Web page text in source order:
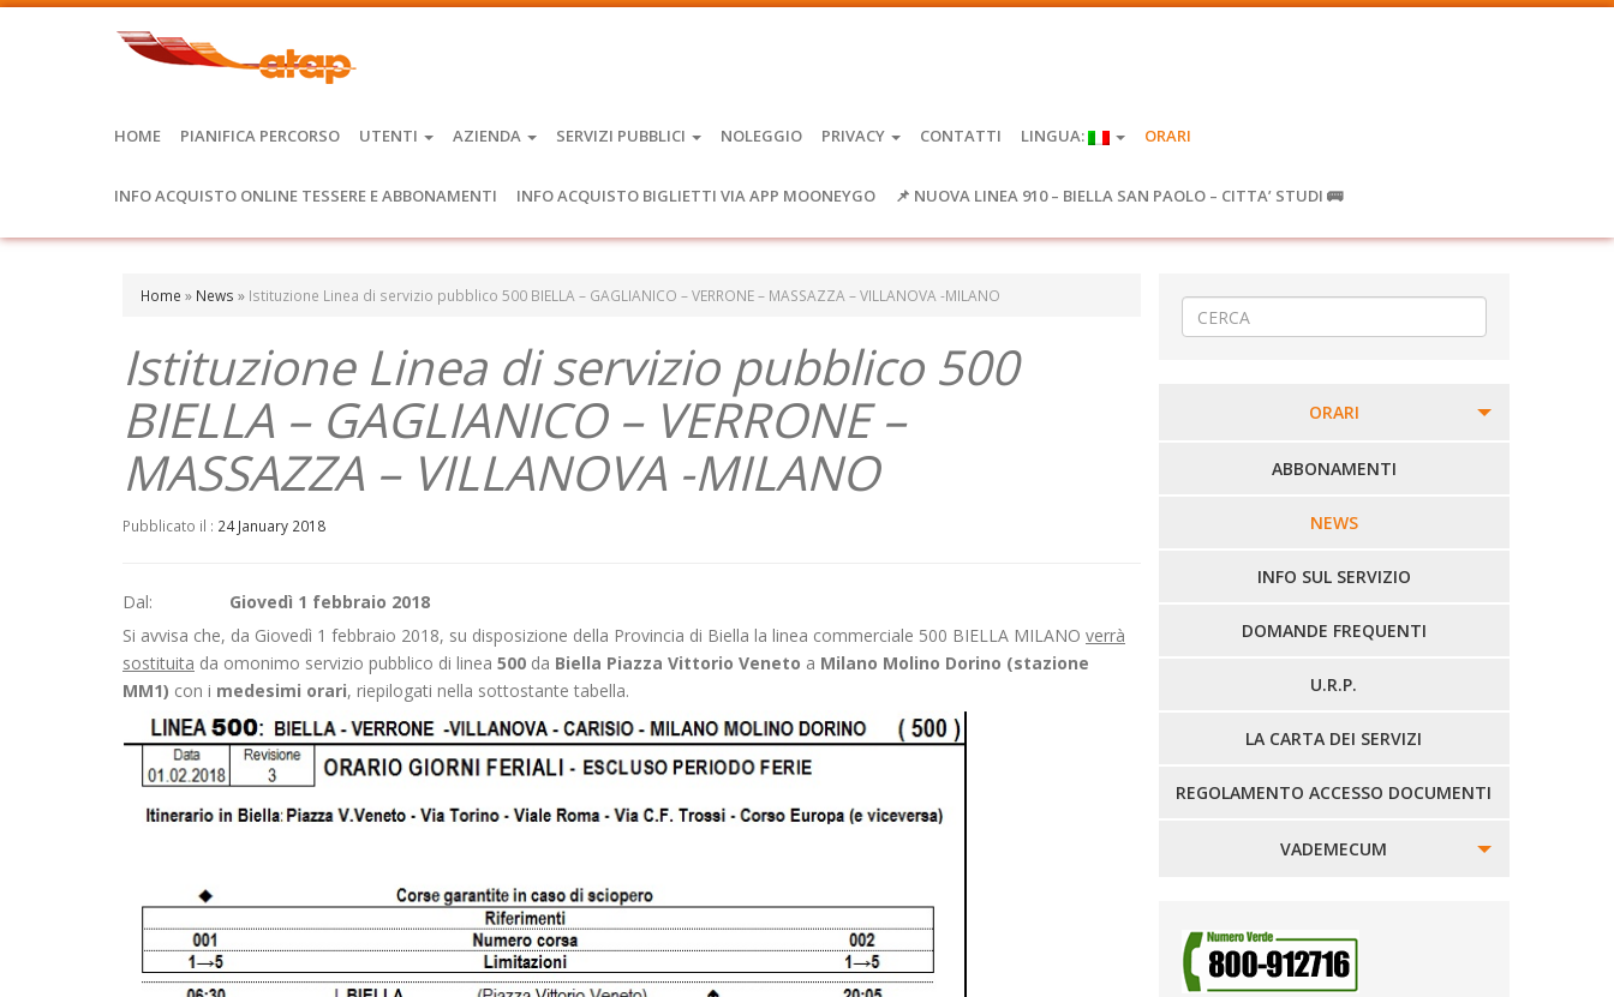
HOME PIANIFICA PERCORSO UTENTI AZIENDA SERVIZI PUBBLICI NOLEGGIO PRIVACY CONTATTI LINGUA: ORARI
INFO ACQUISTO ONLINE TESSERE E ABBONAMENTI INFO ACQUISTO BIGLIETTI VIA APP MOONEYGO 📌 NUOVA LINEA 910 – BIELLA SAN PAOLO – CITTA’ STUDI 🚌
Home » News » Istituzione Linea di servizio pubblico 500 BIELLA – GAGLIANICO – VERRONE – MASSAZZA – VILLANOVA -MILANO
Istituzione Linea di servizio pubblico 500
BIELLA – GAGLIANICO – VERRONE –
MASSAZZA – VILLANOVA -MILANO
Pubblicato il : 24 January 2018
Dal: Giovedì 1 febbraio 2018
Si avvisa che, da Giovedì 1 febbraio 2018, su disposizione della Provincia di Biella la linea commerciale 500 BIELLA MILANO verrà
sostituita da omonimo servizio pubblico di linea 500 da Biella Piazza Vittorio Veneto a Milano Molino Dorino (stazione
MM1) con i medesimi orari, riepilogati nella sottostante tabella.
ORARI
PERCORSI URBANI IN BIELLA
LINEE URBANE VERCELLI
LINEE EXTRAURBANE
ABBONAMENTI
NEWS
INFO SUL SERVIZIO
DOMANDE FREQUENTI
U.R.P.
LA CARTA DEI SERVIZI
REGOLAMENTO ACCESSO DOCUMENTI
VADEMECUM
SMARRIMENTO OGGETTI